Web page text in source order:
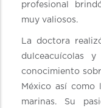
profesional
muy valiosos.
La doctora
dulceacuícolas
conocimiento
México así como
marinas. Su